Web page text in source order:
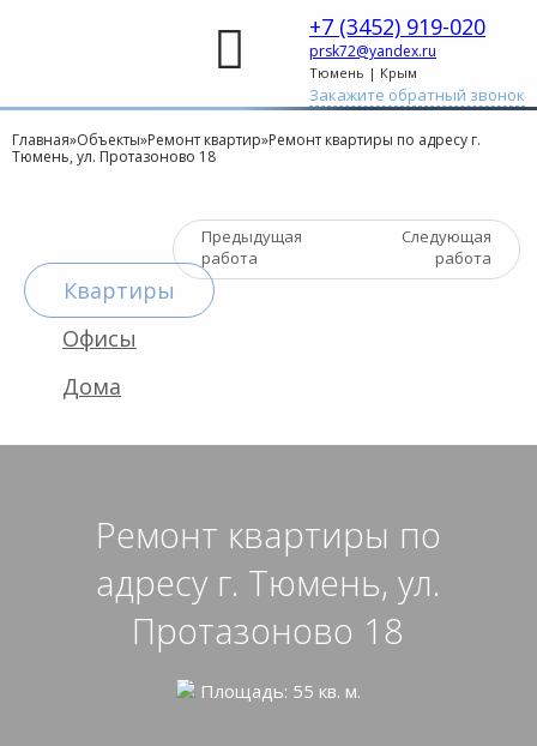
+7 (3452) 919-020
prsk72@yandex.ru
Тюмень | Крым
Закажите обратный звонок
Главная»Объекты»Ремонт квартир»Ремонт квартиры по адресу г.
Тюмень, ул. Протазоново 18
Предыдущая
работа
Следующая
работа
Квартиры
Офисы
Дома
Ремонт квартиры по
адресу г. Тюмень, ул.
Протазоново 18
Площадь: 55 кв. м.